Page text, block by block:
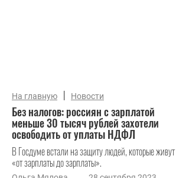
На главную | Новости
Без налогов: россиян с зарплатой
меньше 30 тысяч рублей захотели
освободить от уплаты НДФЛ
В Госдуме встали на защиту людей, которые живут
«от зарплаты до зарплаты».